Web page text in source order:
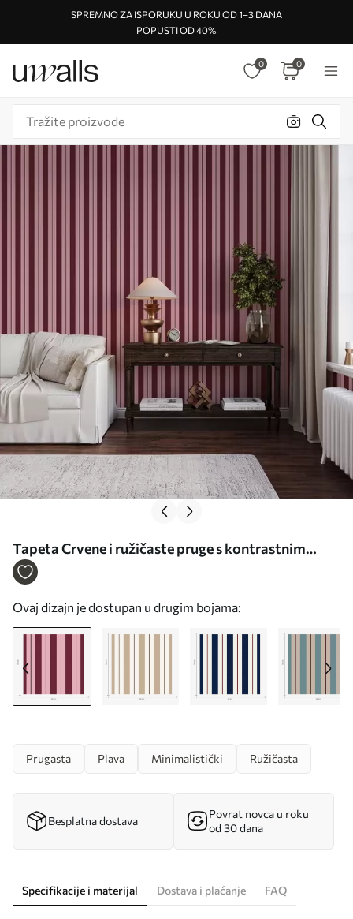
SPREMNO ZA ISPORUKU U ROKU OD 1–3 DANA
POPUSTI OD 40%
0 0
Tapeta Crvene i ružičaste pruge s kontrastnim
linijama br. a01183v2
Ovaj dizajn je dostupan u drugim bojama:
Prugasta Plava Minimalistički Ružičasta
Besplatna dostava
Povrat novca u roku
od 30 dana
Specifikacije i materijal Dostava i plaćanje FAQ